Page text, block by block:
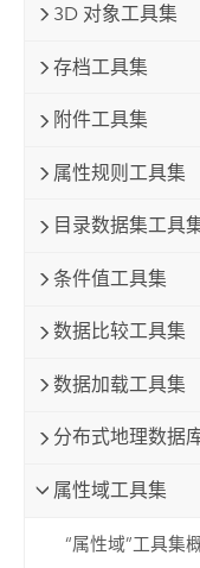
3D 对象工具集
存档工具集
附件工具集
属性规则工具集
目录数据集工具
条件值工具集
数据比较工具集
数据加载工具集
分布式地理数据
属性域工具集
“属性域”工具集